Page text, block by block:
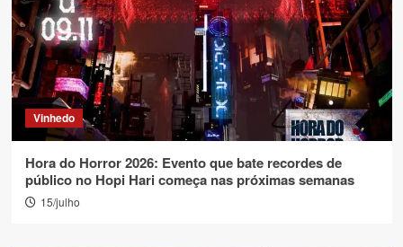
Vinhedo
Hora do Horror 2026: Evento que bate recordes de
público no Hopi Hari começa nas próximas semanas
15/julho